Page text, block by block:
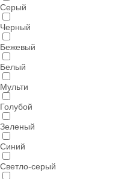
Серый
Черный
Бежевый
Белый
Мульти
Голубой
Зеленый
Синий
Светло-серый